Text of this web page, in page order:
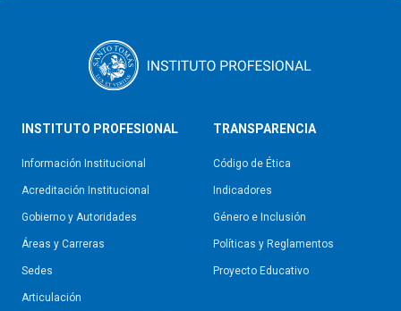
INSTITUTO PROFESIONAL
Información Institucional
Acreditación Institucional
Gobierno y Autoridades​
Áreas y Carreras
Sedes
Articulación
TRANSPARENCIA
Código de Ética
Indicadores
Género e Inclusión
Políticas y Reglamentos​
Proyecto Educativo